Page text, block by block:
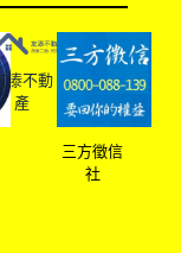
溙不動
產
三方徵信
社